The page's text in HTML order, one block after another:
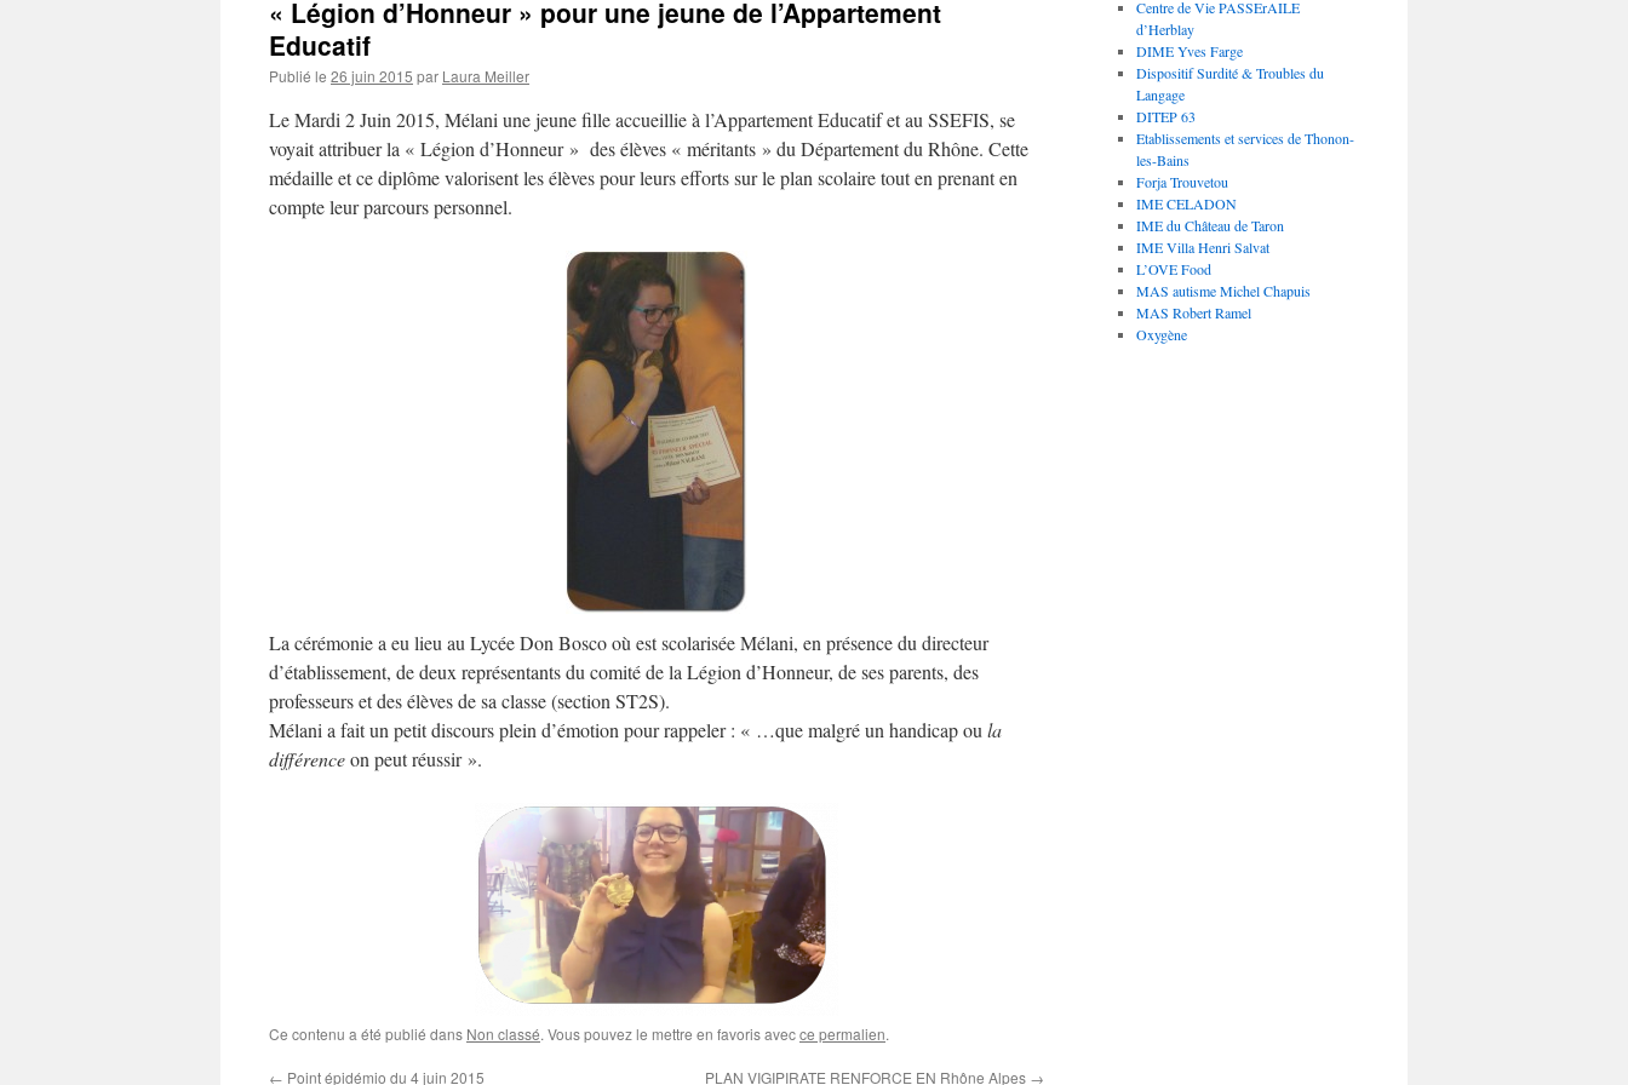
« Légion d’Honneur » pour une jeune de l’Appartement
Educatif
Publié le 26 juin 2015 par Laura Meiller
Le Mardi 2 Juin 2015, Mélani une jeune fille accueillie à l’Appartement Educatif et au SSEFIS, se
voyait attribuer la « Légion d’Honneur » des élèves « méritants » du Département du Rhône. Cette
médaille et ce diplôme valorisent les élèves pour leurs efforts sur le plan scolaire tout en prenant en
compte leur parcours personnel.
La cérémonie a eu lieu au Lycée Don Bosco où est scolarisée Mélani, en présence du directeur
d’établissement, de deux représentants du comité de la Légion d’Honneur, de ses parents, des
professeurs et des élèves de sa classe (section ST2S).
Mélani a fait un petit discours plein d’émotion pour rappeler : « …que malgré un handicap ou la
différenceon peut réussir ».
Ce contenu a été publié dans Non classé. Vous pouvez le mettre en favoris avecce permalien.
← Point épidémio du 4 juin 2015 PLAN VIGIPIRATE RENFORCE EN Rhône Alpes →
Centre de Vie PASSErAILE
d’Herblay
DIME Yves Farge
Dispositif Surdité & Troubles du
Langage
DITEP 63
Etablissements et services de Thonon-
les-Bains
Forja Trouvetou
IME CELADON
IME du Château de Taron
IME Villa Henri Salvat
L’OVE Food
MAS autisme Michel Chapuis
MAS Robert Ramel
Oxygène